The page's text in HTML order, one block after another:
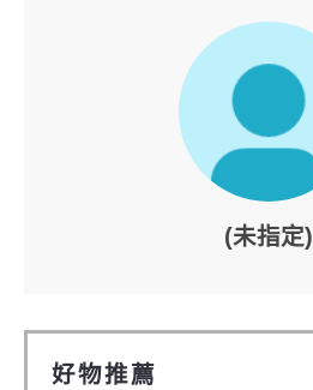
(未指定)
好物推薦